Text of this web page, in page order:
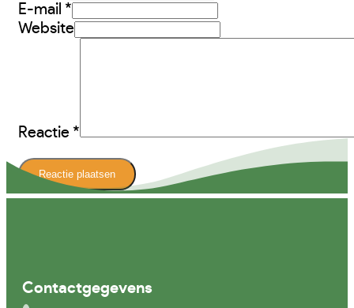
E-mail *
Website
Reactie *
Contactgegevens